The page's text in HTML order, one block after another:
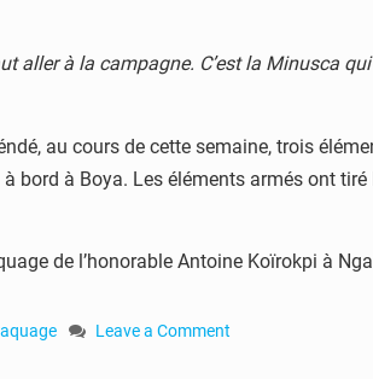
aller à la campagne. C’est la Minusca
au cours de cette semaine, trois
à Boya. Les éléments armés ont
de l’honorable Antoine Koïrokpi à
Leave a Comment